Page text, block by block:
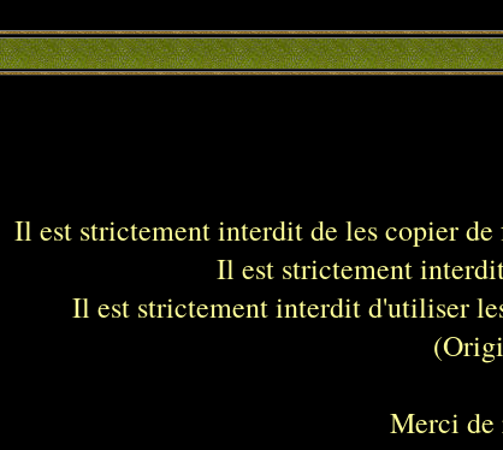
Il est strictement interdit de les copier
Il est strictement
Il est strictement interdit d'utiliser
Merci de